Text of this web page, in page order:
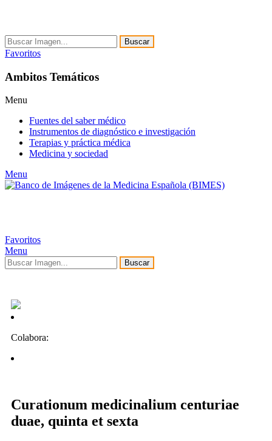
Buscar
Favoritos
Ambitos Temáticos
Menu
Fuentes del saber médico
Instrumentos de diagnóstico e investigación
Terapias y práctica médica
Medicina y sociedad
Menu
Favoritos
Menu
Buscar
Colabora:
Curationum medicinalium centuriae
duae, quinta et sexta